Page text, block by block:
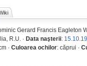
Gerard Francis Eagleton
R.U. · Data naşterii:
· Culoarea ochilor: căprui ·